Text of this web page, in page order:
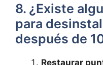
8. ¿Existe
para
después de
Restaurar